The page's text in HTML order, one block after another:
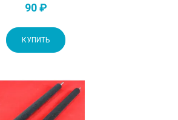
90 ₽
КУПИТЬ